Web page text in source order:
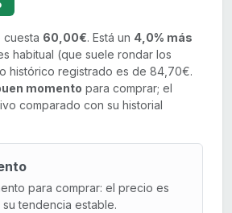
60,00€. Está un 4,0% más
habitual (que suele rondar los
histórico registrado es de 84,70€.
momento para comprar; el
comparado con su historial
para comprar: el precio es
tendencia estable.